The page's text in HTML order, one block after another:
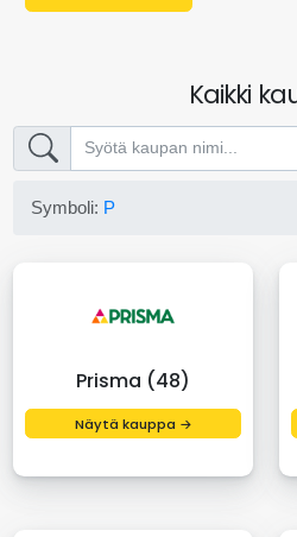
Kaikki
Symboli: P
Prisma (48)
Näytä kauppa →